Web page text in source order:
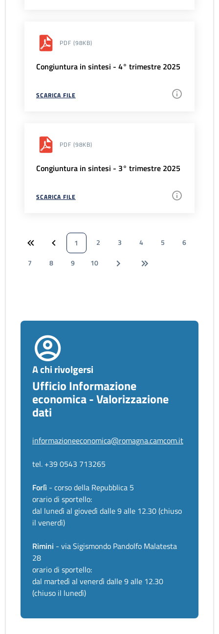
PDF (98KB)
Congiuntura in sintesi - 4° trimestre 2025
SCARICA FILE
PDF (98KB)
Congiuntura in sintesi - 3° trimestre 2025
SCARICA FILE
1 2 3 4 5
6
7
8 9 10
A chi rivolgersi
Ufficio Informazione
economica - Valorizzazione
dati
informazioneeconomica@romagna.camcom.it
tel. +39 0543 713265
Forlì - corso della Repubblica 5
orario di sportello:
dal lunedì al giovedì dalle 9 alle 12.30 (chiuso
il venerdì)
Rimini - via Sigismondo Pandolfo Malatesta
28
orario di sportello:
dal martedì al venerdì dalle 9 alle 12.30
(chiuso il lunedì)